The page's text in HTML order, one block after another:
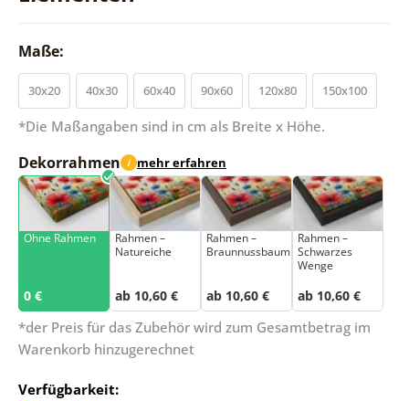
Maße:
30x20 40x30 60x40 90x60 120x80 150x100
*Die Maßangaben sind in cm als Breite x Höhe.
Dekorrahmen i mehr erfahren
Ohne Rahmen
0 €
Rahmen –
Natureiche
ab 10,60 €
Rahmen –
Braunnussbaum
ab 10,60 €
Rahmen –
Schwarzes
Wenge
ab 10,60 €
*der Preis für das Zubehör wird zum Gesamtbetrag im
Warenkorb hinzugerechnet
Verfügbarkeit: